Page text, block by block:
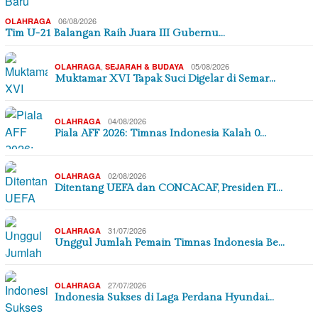
OLAHRAGA 06/08/2026
Tim U-21 Balangan Raih Juara III Gubernu…
OLAHRAGA SEJARAH & BUDAYA 05/08/2026
Muktamar XVI Tapak Suci Digelar di Semar…
OLAHRAGA 04/08/2026
Piala AFF 2026: Timnas Indonesia Kalah 0…
OLAHRAGA 02/08/2026
Ditentang UEFA dan CONCACAF, Presiden FI…
OLAHRAGA 31/07/2026
Unggul Jumlah Pemain Timnas Indonesia Be…
OLAHRAGA 27/07/2026
Indonesia Sukses di Laga Perdana Hyundai…